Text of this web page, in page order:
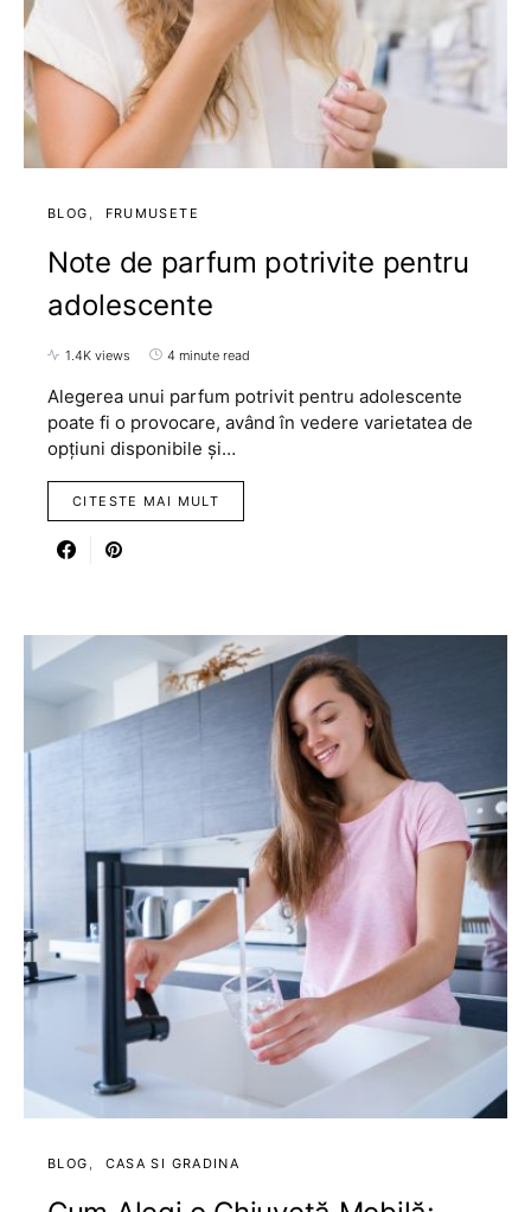
BLOG FRUMUSETE
Note de parfum potrivite pentru
adolescente
1.4K views 4 minute read
Alegerea unui parfum potrivit pentru adolescente
poate fi o provocare, având în vedere varietatea de
opțiuni disponibile și…
CITESTE MAI MULT
BLOG CASA SI GRADINA